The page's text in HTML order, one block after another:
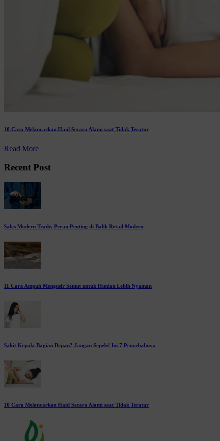
10 Cara Melancarkan Haid Secara Alami saat Tidak Teratur
Read More
Recent Post
Sales Modern Trade, Peran Penting di Balik Retail Modern
11 Cara Ampuh Mengusir Semut untuk Hunian Lebih Nyaman
Sakit Kepala Bagian Depan? Jangan Sepele! Ini 7 Penyebabnya
10 Cara Melancarkan Haid Secara Alami saat Tidak Teratur